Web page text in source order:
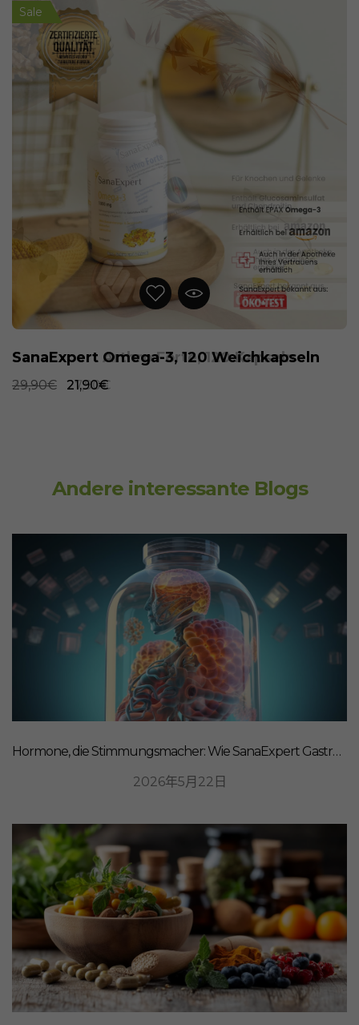
Sale
SanaExpert Omega-3, 120 Weichkapseln
29,90€ 21,90€
Andere interessante Blogs
Hormone, die Stimmungsmacher: Wie SanaExpert Gastro Forte Ihre Darm-Hirn-Verbindung unterstützt
2026年5月22日